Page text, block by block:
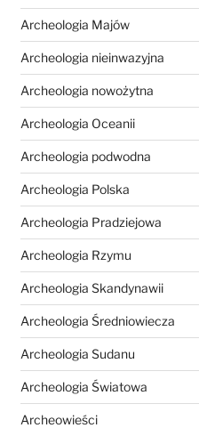
Archeologia Majów
Archeologia nieinwazyjna
Archeologia nowożytna
Archeologia Oceanii
Archeologia podwodna
Archeologia Polska
Archeologia Pradziejowa
Archeologia Rzymu
Archeologia Skandynawii
Archeologia Średniowiecza
Archeologia Sudanu
Archeologia Światowa
Archeowieści